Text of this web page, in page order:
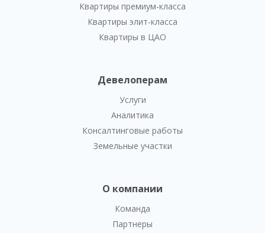
Квартиры премиум-класса
Квартиры элит-класса
Квартиры в ЦАО
Девелоперам
Услуги
Аналитика
Консалтинговые работы
Земельные участки
О компании
Команда
Партнеры